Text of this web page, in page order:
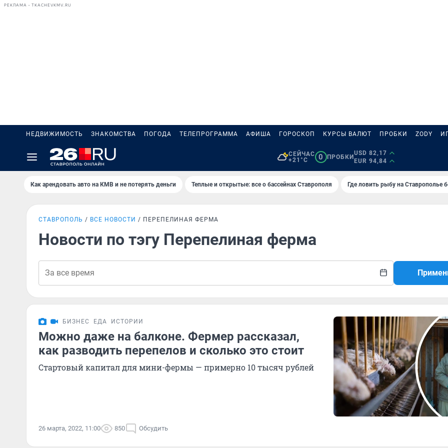
РЕКЛАМА • TKACHEVKMV.RU
НЕДВИЖИМОСТЬ ЗНАКОМСТВА ПОГОДА ТЕЛЕПРОГРАММА АФИША ГОРОСКОП КУРСЫ ВАЛЮТ ПРОБКИ ZODY
СЕЙЧАС
+21°C
0 ПРОБКИ
USD 82,17
EUR 94,84
Как арендовать авто на КМВ и не потерять деньги Теплые и открытые: все о бассейнах Ставрополя Где ловить рыбу на Ставрополье
СТАВРОПОЛЬ ВСЕ НОВОСТИ ПЕРЕПЕЛИНАЯ ФЕРМА
Новости по тэгу Перепелиная ферма
БИЗНЕС ЕДА ИСТОРИИ
Можно даже на балконе. Фермер рассказал,
как разводить перепелов и сколько это стоит
Стартовый капитал для мини-фермы — примерно 10 тысяч рублей
26 марта, 2022, 11:00 850 Обсудить